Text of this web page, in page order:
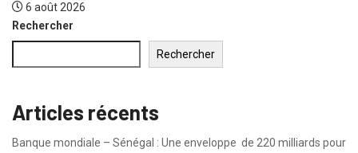
Articles récents
Banque mondiale – Sénégal : Une enveloppe de 220 milliards pour
Grand Magal de Touba : Près de 630 milliards FCFA de retombées
économiques et un potentiel de 100.000 emplois